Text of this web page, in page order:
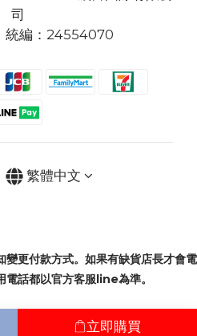
立即購買
司
統編：24554070
繁體中文
變更付款方式。如果有缺貨店長才會電
電話都以官方客服line為準。